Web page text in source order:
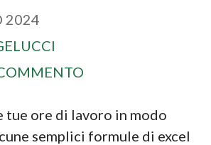
2024
tue ore di lavoro in modo
semplici formule di excel